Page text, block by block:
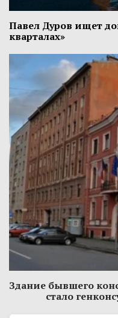
Павел Дуров ищет
кварталах»
Здание бывшего
стало